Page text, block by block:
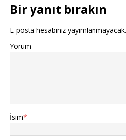
Bir yanıt bırakın
E-posta hesabınız yayımlanmayacak.
Yorum
İsim*